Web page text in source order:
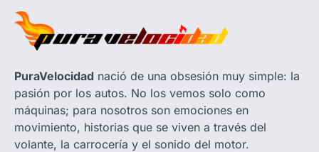
PuraVelocidad nació de una obsesión muy simple: la
pasión por los autos. No los vemos solo como
máquinas; para nosotros son emociones en
movimiento, historias que se viven a través del
volante, la carrocería y el sonido del motor.